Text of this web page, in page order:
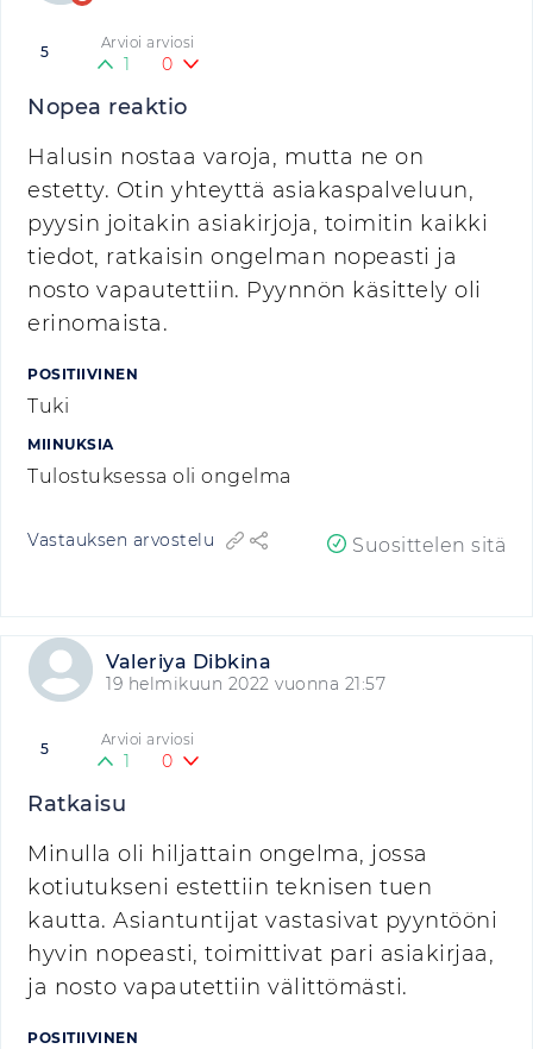
5 Arvioi arviosi
1 0
Nopea reaktio
Halusin nostaa varoja, mutta ne on
estetty. Otin yhteyttä asiakaspalveluun,
pyysin joitakin asiakirjoja, toimitin kaikki
tiedot, ratkaisin ongelman nopeasti ja
nosto vapautettiin. Pyynnön käsittely oli
erinomaista.
POSITIIVINEN
Tuki
MIINUKSIA
Tulostuksessa oli ongelma
Vastauksen arvostelu Suosittelen sitä
Valeriya Dibkina
19 helmikuun 2022 vuonna 21:57
5 Arvioi arviosi
1 0
Ratkaisu
Minulla oli hiljattain ongelma, jossa
kotiutukseni estettiin teknisen tuen
kautta. Asiantuntijat vastasivat pyyntööni
hyvin nopeasti, toimittivat pari asiakirjaa,
ja nosto vapautettiin välittömästi.
POSITIIVINEN